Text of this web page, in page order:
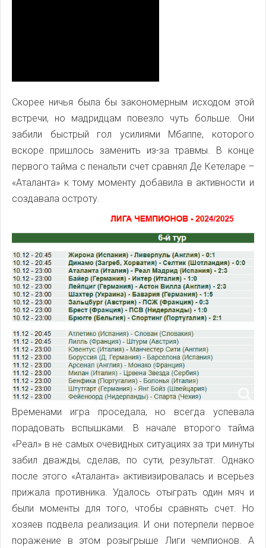
Скорее ничья была бы закономерным исходом этой
встречи, но мадридцам повезло чуть больше. Они
забили быстрый гол усилиями Мбаппе, которого
вскоре пришлось заменить из-за травмы. В конце
первого тайма с пенальти счет сравнял Де Кетеларе –
«Аталанта» к тому моменту добавила в активности и
создавала остроту.
Временами игра проседала, но всегда успевала
порадовать вспышками. В начале второго тайма
«Реал» в не самых очевидных ситуациях за три минуты
забил дважды, сделав, по сути, результат. Однако
после этого «Аталанта» активизировалась и всерьез
прижала противника. Удалось отыграть один мяч и
были моменты для того, чтобы сравнять счет. Но
хозяев подвела реализация. И они потерпели первое
поражение в этом розыгрыше Лиги чемпионов. А